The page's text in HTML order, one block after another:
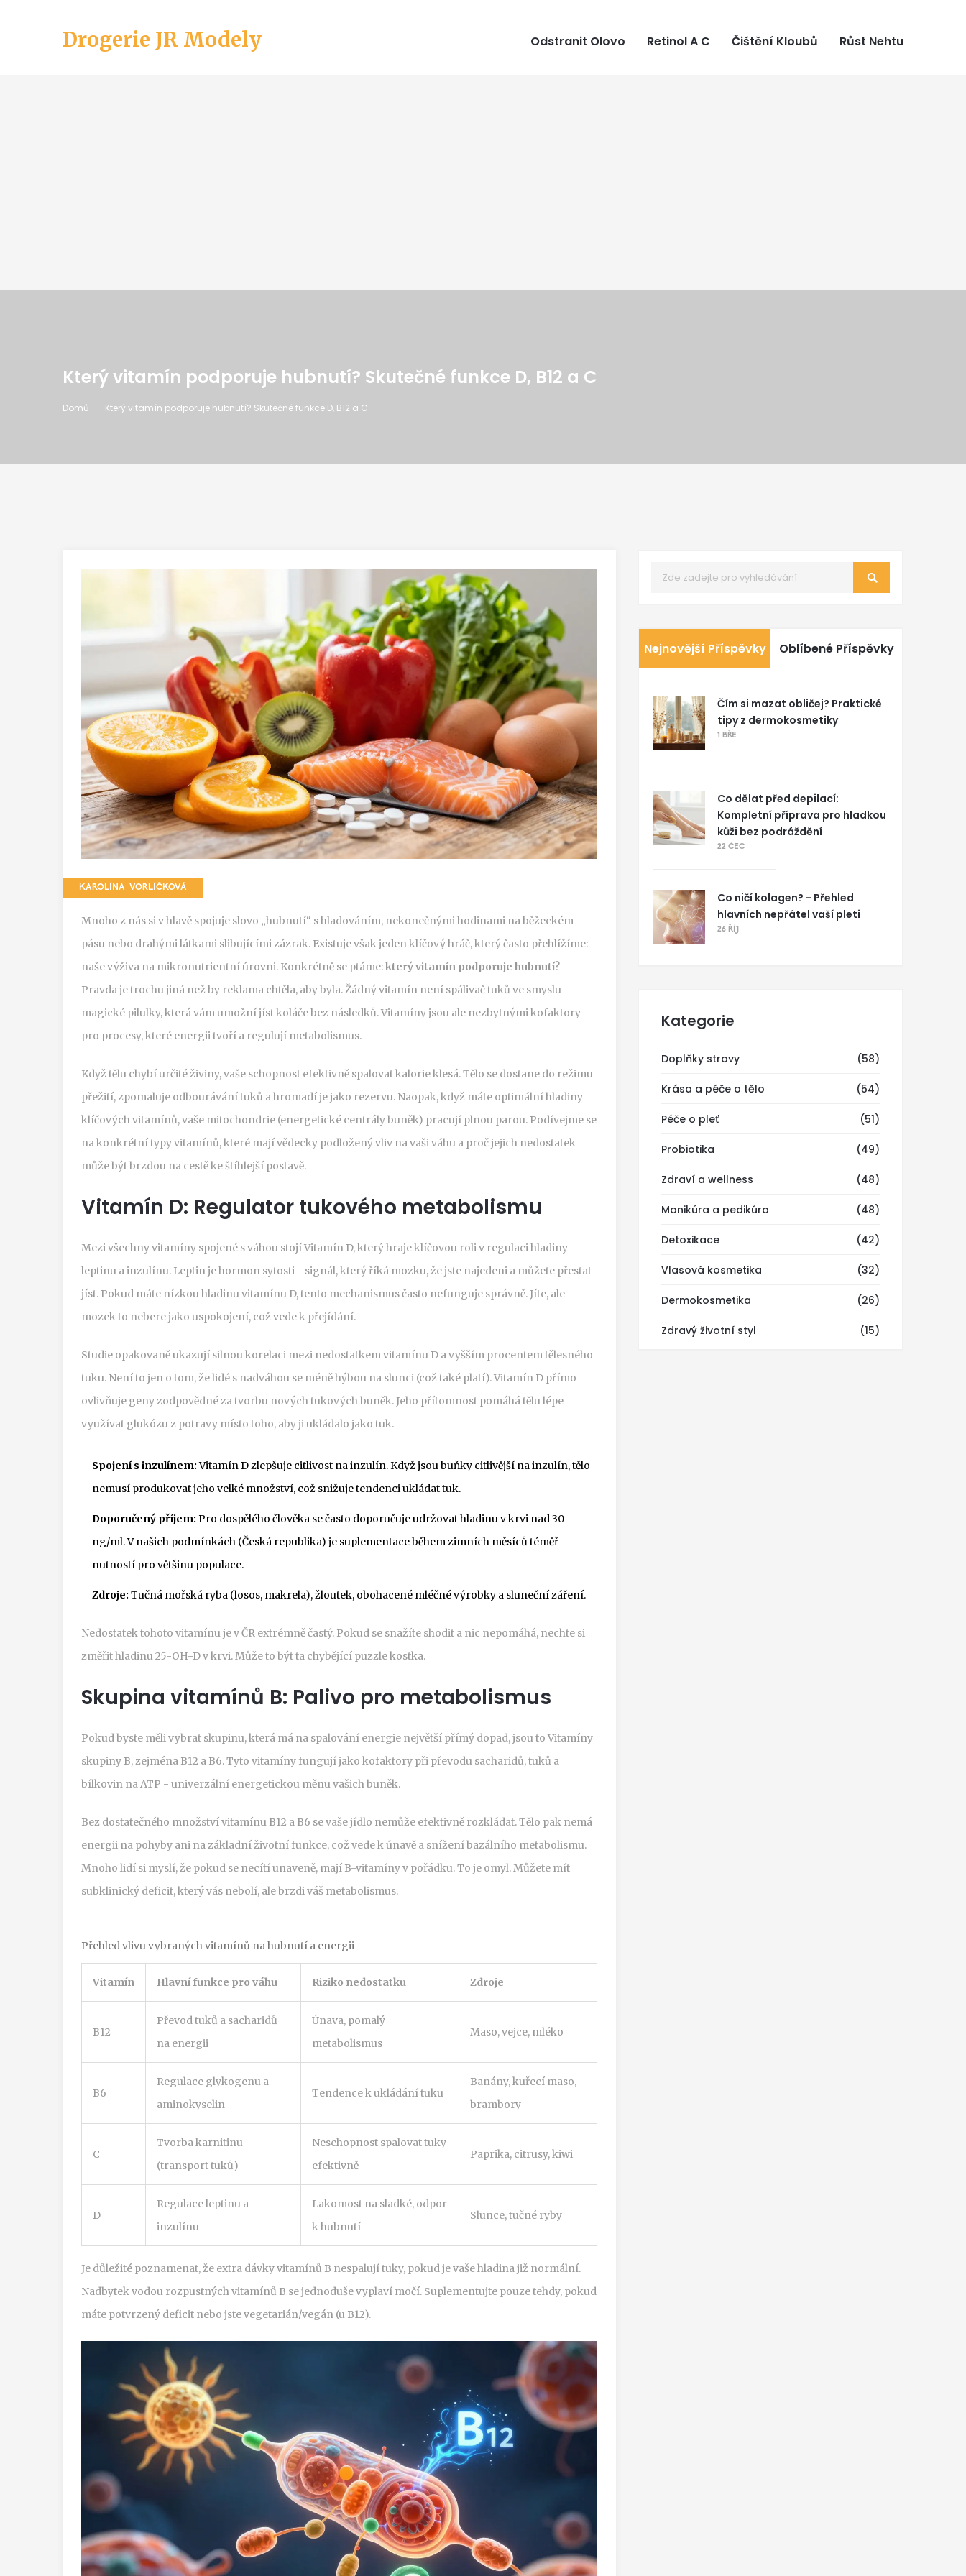
Drogerie JR Modely Odstranit Olovo Retinol A C Čištění Kloubů Růst Nehtu
Který vitamín podporuje hubnutí? Skutečné funkce D, B12 a C
Domů Který vitamín podporuje hubnutí? Skutečné funkce D, B12 a C
KAROLÍNA VORLÍČKOVÁ
Mnoho z nás si v hlavě spojuje slovo „hubnutí“ s hladováním, nekonečnými hodinami na běžeckém
pásu nebo drahými látkami slibujícími zázrak. Existuje však jeden klíčový hráč, který často přehlížíme:
naše výživa na mikronutrientní úrovni. Konkrétně se ptáme:který vitamín podporuje hubnutí?
Pravda je trochu jiná než by reklama chtěla, aby byla. Žádný vitamín není spálivač tuků ve smyslu
magické pilulky, která vám umožní jíst koláče bez následků. Vitamíny jsou ale nezbytnými kofaktory
pro procesy, které energii tvoří a regulují metabolismus.
Když tělu chybí určité živiny, vaše schopnost efektivně spalovat kalorie klesá. Tělo se dostane do režimu
přežití, zpomaluje odbourávání tuků a hromadí je jako rezervu. Naopak, když máte optimální hladiny
klíčových vitamínů, vaše mitochondrie (energetické centrály buněk) pracují plnou parou. Podívejme se
na konkrétní typy vitamínů, které mají vědecky podložený vliv na vaši váhu a proč jejich nedostatek
může být brzdou na cestě ke štíhlejší postavě.
Vitamín D: Regulator tukového metabolismu
Mezi všechny vitamíny spojené s váhou stojíVitamín D, kterýhraje klíčovou roli v regulaci hladiny
leptinu a inzulínu. Leptin je hormon sytosti - signál, který říká mozku, že jste najedeni a můžete přestat
jíst. Pokud máte nízkou hladinu vitamínu D, tento mechanismus často nefunguje správně. Jíte, ale
mozek to nebere jako uspokojení, což vede k přejídání.
Studie opakovaně ukazují silnou korelaci mezi nedostatkem vitamínu D a vyšším procentem tělesného
tuku. Není to jen o tom, že lidé s nadváhou se méně hýbou na slunci (což také platí). Vitamín D přímo
ovlivňuje geny zodpovědné za tvorbu nových tukových buněk. Jeho přítomnost pomáhá tělu lépe
využívat glukózu z potravy místo toho, aby ji ukládalo jako tuk.
Spojení s inzulínem:Vitamín D zlepšuje citlivost na inzulín. Když jsou buňky citlivější na inzulín, tělo
nemusí produkovat jeho velké množství, což snižuje tendenci ukládat tuk.
Doporučený příjem: Pro dospělého člověka se často doporučuje udržovat hladinu v krvi nad 30
ng/ml. V našich podmínkách (Česká republika) je suplementace během zimních měsíců téměř
nutností pro většinu populace.
Zdroje: Tučná mořská ryba (losos, makrela), žloutek, obohacené mléčné výrobky a sluneční záření.
Nedostatek tohoto vitamínu je v ČR extrémně častý. Pokud se snažíte shodit a nic nepomáhá, nechte si
změřit hladinu 25-OH-D v krvi. Může to být ta chybějící puzzle kostka.
Skupina vitamínů B: Palivo pro metabolismus
Pokud byste měli vybrat skupinu, která má na spalování energie největší přímý dopad, jsou to Vitamíny
skupiny B, zejména B12 a B6. Tyto vitamíny fungují jako kofaktory při převodu sacharidů, tuků a
bílkovin na ATP - univerzální energetickou měnu vašich buněk.
Bez dostatečného množství vitamínu B12 a B6 se vaše jídlo nemůže efektivně rozkládat. Tělo pak nemá
energii na pohyby ani na základní životní funkce, což vede k únavě a snížení bazálního metabolismu.
Mnoho lidí si myslí, že pokud se necítí unaveně, mají B-vitamíny v pořádku. To je omyl. Můžete mít
subklinický deficit, který vás nebolí, ale brzdi váš metabolismus.
Přehled vlivu vybraných vitamínů na hubnutí a energii
Vitamín Hlavní funkce pro váhu Riziko nedostatku Zdroje
B12
Převod tuků a sacharidů
na energii
Únava, pomalý
metabolismus
Maso, vejce, mléko
B6
Regulace glykogenu a
aminokyselin
Tendence k ukládání tuku
Banány, kuřecí maso,
brambory
C
Tvorba karnitinu
(transport tuků)
Neschopnost spalovat tuky
efektivně
Paprika, citrusy, kiwi
D
Regulace leptinu a
inzulínu
Lakomost na sladké, odpor
k hubnutí
Slunce, tučné ryby
Je důležité poznamenat, že extra dávky vitamínů B nespalují tuky, pokud je vaše hladina již normální.
Nadbytek vodou rozpustných vitamínů B se jednoduše vyplaví močí. Suplementujte pouze tehdy, pokud
máte potvrzený deficit nebo jste vegetarián/vegán (u B12).
Nejnovější Příspěvky Oblíbené Příspěvky
Čím si mazat obličej? Praktické
tipy z dermokosmetiky
1 BŘE
Co dělat před depilací:
Kompletní příprava pro hladkou
kůži bez podráždění
22 ČEC
Co ničí kolagen? - Přehled
hlavních nepřátel vaší pleti
26 ŘÍJ
Kategorie
Doplňky stravy (58)
Krása a péče o tělo (54)
Péče o pleť (51)
Probiotika (49)
Zdraví a wellness (48)
Manikúra a pedikúra (48)
Detoxikace (42)
Vlasová kosmetika (32)
Dermokosmetika (26)
Zdravý životní styl (15)